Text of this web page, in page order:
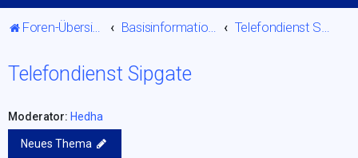
Foren-Übersicht Basisinformationen Telefondienst Sipgate
Telefondienst Sipgate
Moderator: Hedha
Neues Thema